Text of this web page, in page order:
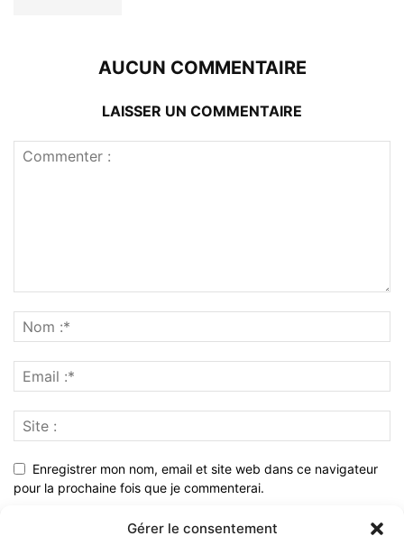
Gérer le consentement
AUCUN COMMENTAIRE
LAISSER UN COMMENTAIRE
Enregistrer mon nom, email et site web dans ce navigateur
pour la prochaine fois que je commenterai.